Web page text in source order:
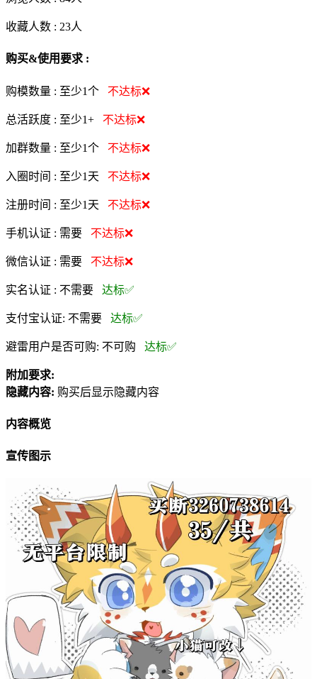
收藏人数 : 23人
购买&使用要求 :
购模数量 : 至少1个 不达标❌
总活跃度 : 至少1+ 不达标❌
加群数量 : 至少1个 不达标❌
入圈时间 : 至少1天 不达标❌
注册时间 : 至少1天 不达标❌
手机认证 : 需要 不达标❌
微信认证 : 需要 不达标❌
实名认证 : 不需要 达标✅
支付宝认证: 不需要 达标✅
避雷用户是否可购: 不可购 达标✅
附加要求:
隐藏内容: 购买后显示隐藏内容
内容概览
宣传图示